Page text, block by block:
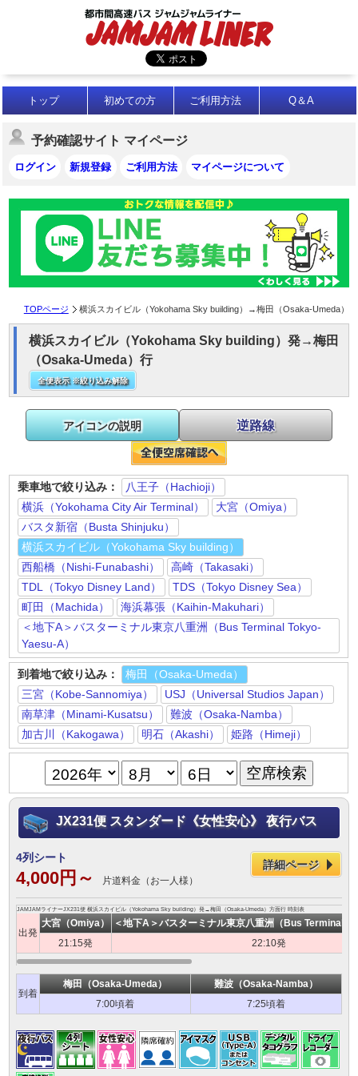
トップ 初めての方 ご利用方法 Q＆A
予約確認サイト マイページ
ログイン 新規登録 ご利用方法 マイページについて
TOPページ 横浜スカイビル（Yokohama Sky building）→梅田（Osaka-Umeda）
横浜スカイビル（Yokohama Sky building）発→梅田
（Osaka-Umeda）行
全便表示 ※絞り込み解除
乗車地で絞り込み：
八王子（Hachioji）
横浜（Yokohama City Air Terminal）
大宮（Omiya）
バスタ新宿（Busta Shinjuku）
横浜スカイビル（Yokohama Sky building）
西船橋（Nishi-Funabashi）
高崎（Takasaki）
TDL（Tokyo Disney Land）
TDS（Tokyo Disney Sea）
町田（Machida）
海浜幕張（Kaihin-Makuhari）
＜地下A＞バスターミナル東京八重洲（Bus Terminal Tokyo-
Yaesu-A）
到着地で絞り込み：
梅田（Osaka-Umeda）
三宮（Kobe-Sannomiya）
USJ（Universal Studios Japan）
南草津（Minami-Kusatsu）
難波（Osaka-Namba）
加古川（Kakogawa）
明石（Akashi） 姫路（Himeji）
アイコンの説明 逆路線
JX231便 スタンダード《女性安心》 夜行バス
4列シート
4,000円～ 片道料金（お一人様）
詳細ページ
JAMJAMライナーJX231便 横浜スカイビル（Yokohama Sky building）発→梅田（Osaka-Umeda）方面行 時刻表
出発
大宮（Omiya）
＜地下A＞バスターミナル東京八重洲（Bus Terminal
21:15発
22:10発
到着
梅田（Osaka-Umeda）
難波（Osaka-Namba）
7:00頃着
7:25頃着